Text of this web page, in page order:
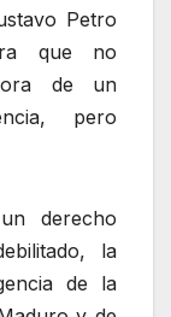
Petro
que no
de un
pero
derecho
la
de la